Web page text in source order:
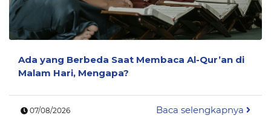
Ada yang Berbeda Saat Membaca Al-Qur’an di
Malam Hari, Mengapa?
07/08/2026 Baca selengkapnya